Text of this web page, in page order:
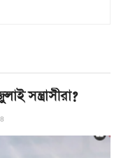
সন্ত্রাসীরা?